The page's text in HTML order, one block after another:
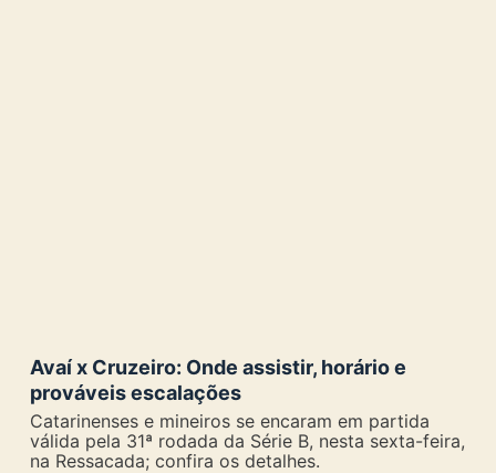
Avaí x Cruzeiro: Onde assistir, horário e
prováveis escalações
Catarinenses e mineiros se encaram em partida
válida pela 31ª rodada da Série B, nesta sexta-feira,
na Ressacada; confira os detalhes.